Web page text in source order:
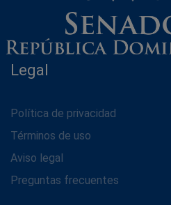
Legal
Política de privacidad
Términos de uso
Aviso legal
Preguntas frecuentes